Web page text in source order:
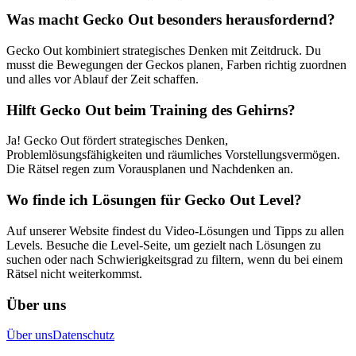
Was macht Gecko Out besonders herausfordernd?
Gecko Out kombiniert strategisches Denken mit Zeitdruck. Du
musst die Bewegungen der Geckos planen, Farben richtig zuordnen
und alles vor Ablauf der Zeit schaffen.
Hilft Gecko Out beim Training des Gehirns?
Ja! Gecko Out fördert strategisches Denken,
Problemlösungsfähigkeiten und räumliches Vorstellungsvermögen.
Die Rätsel regen zum Vorausplanen und Nachdenken an.
Wo finde ich Lösungen für Gecko Out Level?
Auf unserer Website findest du Video-Lösungen und Tipps zu allen
Levels. Besuche die Level-Seite, um gezielt nach Lösungen zu
suchen oder nach Schwierigkeitsgrad zu filtern, wenn du bei einem
Rätsel nicht weiterkommst.
Über uns
Über unsDatenschutz